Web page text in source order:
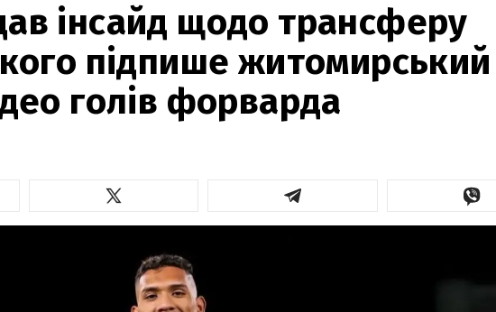
інсайд щодо трансферу
підпише житомирський
голів форварда